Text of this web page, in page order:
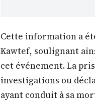
Cette information a
Kawtef, soulignant
cet événement. La
investigations ou
ayant conduit à sa